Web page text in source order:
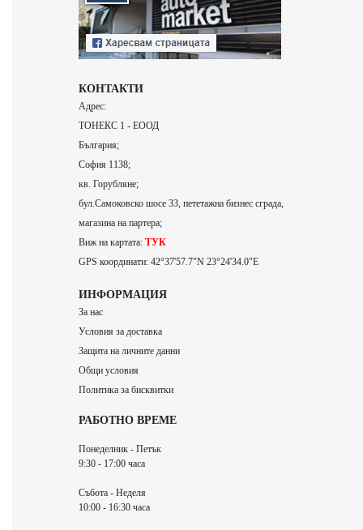
КОНТАКТИ
Адрес:
ТОНЕКС 1 - ЕООД
България;
София 1138;
кв. Горубляне;
бул.Самоковско шосе 33, пететажна бизнес сграда,
магазина на партера;
Виж на картата: ТУК
GPS координати: 42°37'57.7"N 23°24'34.0"E
ИНФОРМАЦИЯ
За нас
Условия за доставка
Защита на личните данни
Общи условия
Политика за бисквитки
РАБОТНО ВРЕМЕ
Понеделник - Петък
9:30 - 17:00 часа
Събота - Неделя
10:00 - 16:30 часа